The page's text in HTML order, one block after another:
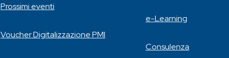
Prossimi eventi
Voucher Digitalizzazione PMI
e-Learning
Consulenza